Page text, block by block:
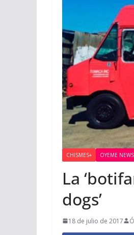
CHISMES+ OYEME NEWS
La
dogs’
18 de julio de 2017